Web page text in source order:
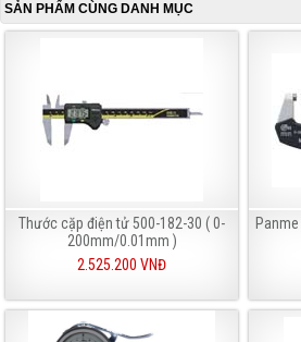
SẢN PHẨM CÙNG DANH MỤC
Thước cặp điện tử 500-182-30 ( 0-
200mm/0.01mm )
2.525.200 VNĐ